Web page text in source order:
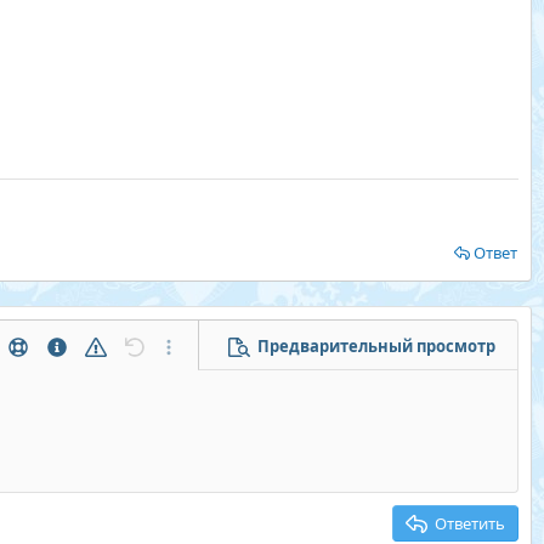
Ответ
ПомощьИнформация
Предупреждение
ОтменитьДополнительные параметры...
Предварительный просмотр
Ответить